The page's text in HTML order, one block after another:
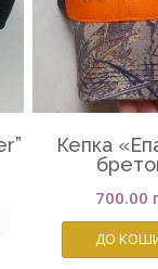
Кепка
700.00
ДО